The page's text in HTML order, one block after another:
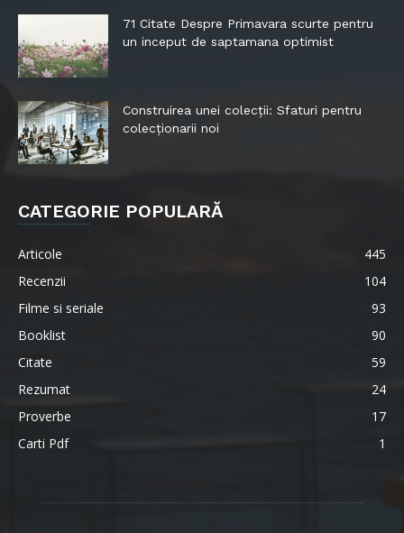
71 Citate Despre Primavara scurte pentru
un inceput de saptamana optimist
Construirea unei colecții: Sfaturi pentru
colecționarii noi
CATEGORIE POPULARĂ
Articole
445
Recenzii
104
Filme si seriale
93
Booklist
90
Citate
59
Rezumat
24
Proverbe
17
Carti Pdf
1